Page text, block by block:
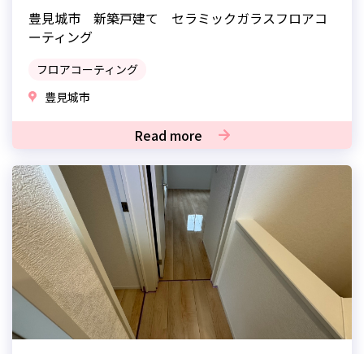
豊見城市 新築戸建て セラミックガラスフロアコ
ーティング
フロアコーティング
豊見城市
Read more